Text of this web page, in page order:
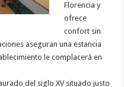
Florencia y
ofrece
confort sin
aseguran una estancia
le complacerá en
del siglo XV situado justo